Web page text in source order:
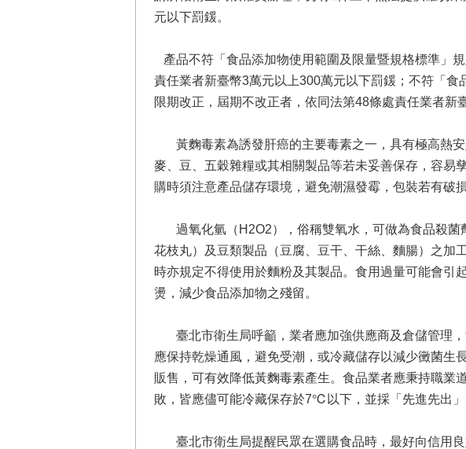
元以下罰鍰。
產品不符「食品添加物使用範圍及限量暨規格標準」
責任業者新臺幣3萬元以上300萬元以下罰鍰；不符「
限期改正，屆期不改正者，依同法第48條處責任業者新
黃麴毒素為誘發肝癌的主要毒素之一，具有極高熱安
麥、豆、五穀雜糧或其相關製品等若未妥善保存，容易
購時須注意產品儲存環境，避免潮濕發霉，包裝若有破
過氧化氫（H2O2），俗稱雙氧水，可做為食品殺菌
花枝丸）及豆類製品（豆腐、豆干、干絲、麵腸）之加
時亦規定不得使用於麵粉及其製品。食用過量可能會引
燙，減少食品添加物之殘留。
臺北市衛生局呼籲，業者應加強供應商及倉儲管理，
應保持乾燥通風，避免受潮，或冷藏儲存以減少黴菌
販售，可有效降低黃麴毒素產生。食品業者應秉持職業
敗，皆應儘可能冷藏保存於7℃以下，並採「先進先出
臺北市衛生局提醒民眾在選購食品時，最好向信用良